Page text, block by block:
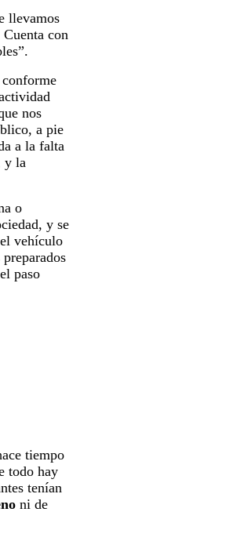
llevamos
con
nos
a pie
a la falta
y la
o
y se
vehículo
paso
tiempo
todo hay
tenían
ni de